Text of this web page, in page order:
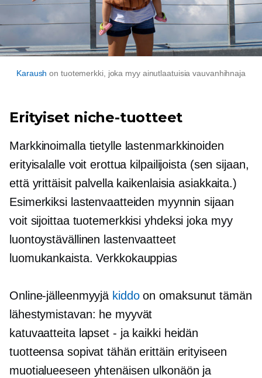
Karaush on tuotemerkki, joka myy ainutlaatuisia vauvanhihnaja
Erityiset niche-tuotteet
Markkinoimalla tietylle lastenmarkkinoiden
erityisalalle voit erottua kilpailijoista (sen sijaan,
että yrittäisit palvella kaikenlaisia ​​asiakkaita.)
Esimerkiksi lastenvaatteiden myynnin sijaan
voit sijoittaa tuotemerkkisi yhdeksi joka myy
luontoystävällinen lastenvaatteet
luomukankaista. Verkkokauppias
Online-jälleenmyyjä kiddoon omaksunut tämän
lähestymistavan: he myyvät
katuvaatteita lapset - jakaikki heidän
tuotteensa sopivat tähän erittäin erityiseen
muotialueeseen yhtenäisen ulkonäön ja